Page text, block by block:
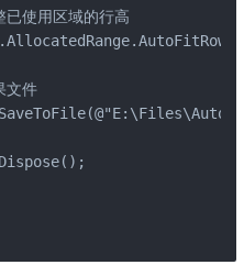
使用区域的行高
文件